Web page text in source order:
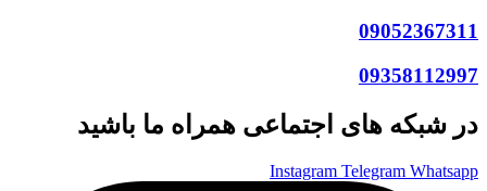
09052367311
09358112997
در شبکه های اجتماعی همراه ما باشید
Instagram Telegram Whatsapp